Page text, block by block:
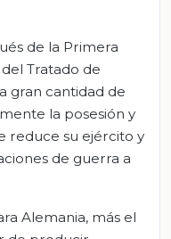
de la Primera
Tratado de
gran cantidad de
la posesión y
reduce su ejército y
de guerra a
Alemania, más el